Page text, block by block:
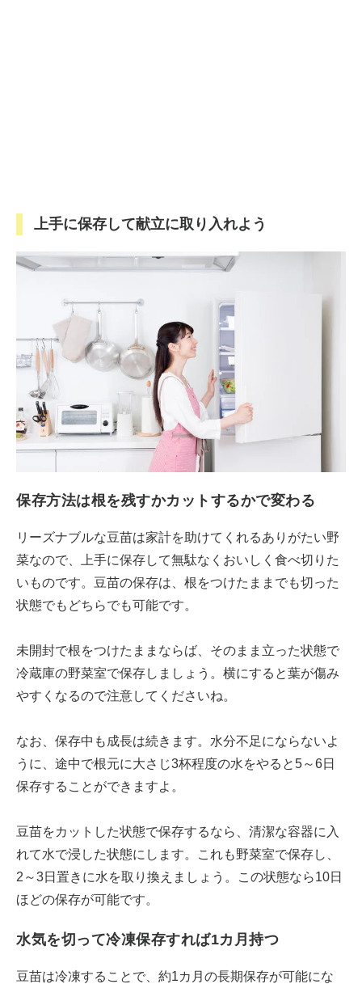
上手に保存して献立に取り入れよう
保存方法は根を残すかカットするかで変わる
リーズナブルな豆苗は家計を助けてくれるありがたい野
菜なので、上手に保存して無駄なくおいしく食べ切りた
いものです。豆苗の保存は、根をつけたままでも切った
状態でもどちらでも可能です。
未開封で根をつけたままならば、そのまま立った状態で
冷蔵庫の野菜室で保存しましょう。横にすると葉が傷み
やすくなるので注意してくださいね。
なお、保存中も成長は続きます。水分不足にならないよ
うに、途中で根元に大さじ3杯程度の水をやると5～6日
保存することができますよ。
豆苗をカットした状態で保存するなら、清潔な容器に入
れて水で浸した状態にします。これも野菜室で保存し、
2～3日置きに水を取り換えましょう。この状態なら10日
ほどの保存が可能です。
水気を切って冷凍保存すれば1カ月持つ
豆苗は冷凍することで、約1カ月の長期保存が可能にな